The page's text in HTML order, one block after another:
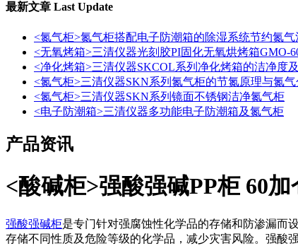
最新文章 Last Update
<氮气柜>氮气柜搭配电子防潮箱的除湿系统节约氮气
<无氧烤箱>三清仪器光刻胶PI固化无氧烘烤箱GMO-
<净化烤箱>三清仪器SKCOL系列净化烤箱的洁净度
<氮气柜>三清仪器SKN系列氮气柜的节氮原理与氮
<氮气柜>三清仪器SKN系列镜面不锈钢洁净氮气柜
<电子防潮箱>三清仪器多功能电子防潮箱及氮气柜
产品资讯
<酸碱柜>强酸强碱PP柜 60
强酸强碱柜是专门针对强腐蚀性化学品的存储和防渗漏而
存储不同性质及危险等级的化学品，减少灾害风险。强酸